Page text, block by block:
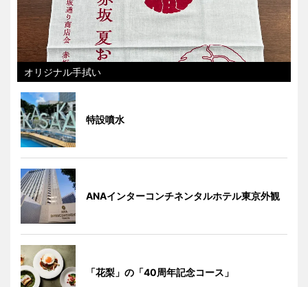
オリジナル手拭い
特設噴水
ANAインターコンチネンタルホテル東京外観
「花梨」の「40周年記念コース」